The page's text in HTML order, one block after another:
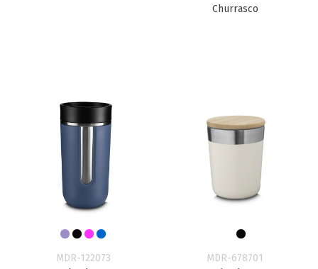
Churrasco
MDR-122073
MDR-678701